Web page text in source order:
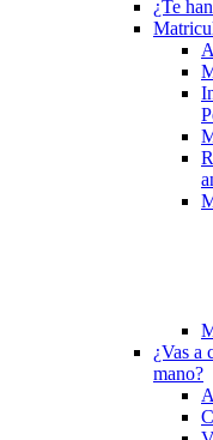
¿Te
¿Vas a
mano?